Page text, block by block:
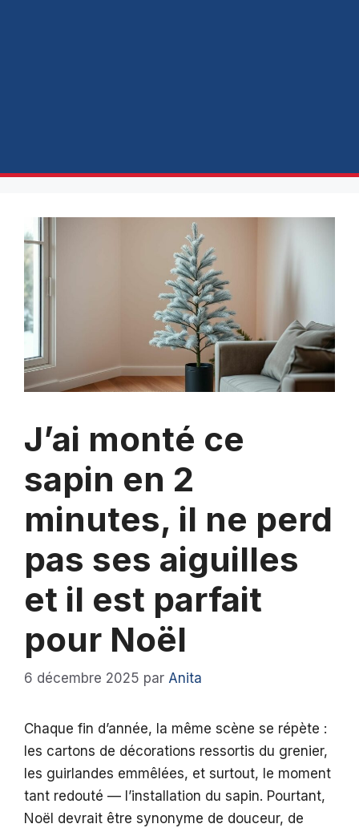
J’ai monté ce
sapin en 2
minutes, il ne perd
pas ses aiguilles
et il est parfait
pour Noël
6 décembre 2025 par Anita
Chaque fin d’année, la même scène se répète :
les cartons de décorations ressortis du grenier,
les guirlandes emmêlées, et surtout, le moment
tant redouté — l’installation du sapin. Pourtant,
Noël devrait être synonyme de douceur, de